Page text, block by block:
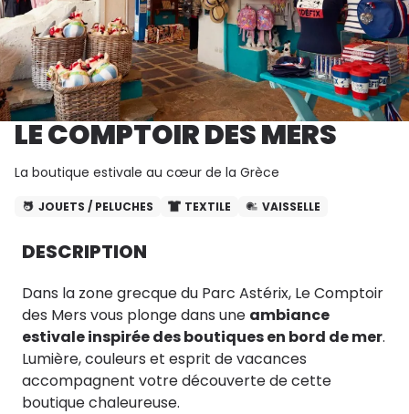
LE COMPTOIR DES MERS
La boutique estivale au cœur de la Grèce
JOUETS / PELUCHES TEXTILE VAISSELLE
DESCRIPTION
Dans la zone grecque du Parc Astérix, Le Comptoir
des Mers vous plonge dans une ambiance
estivale inspirée des boutiques en bord de mer.
Lumière, couleurs et esprit de vacances
accompagnent votre découverte de cette
boutique chaleureuse.